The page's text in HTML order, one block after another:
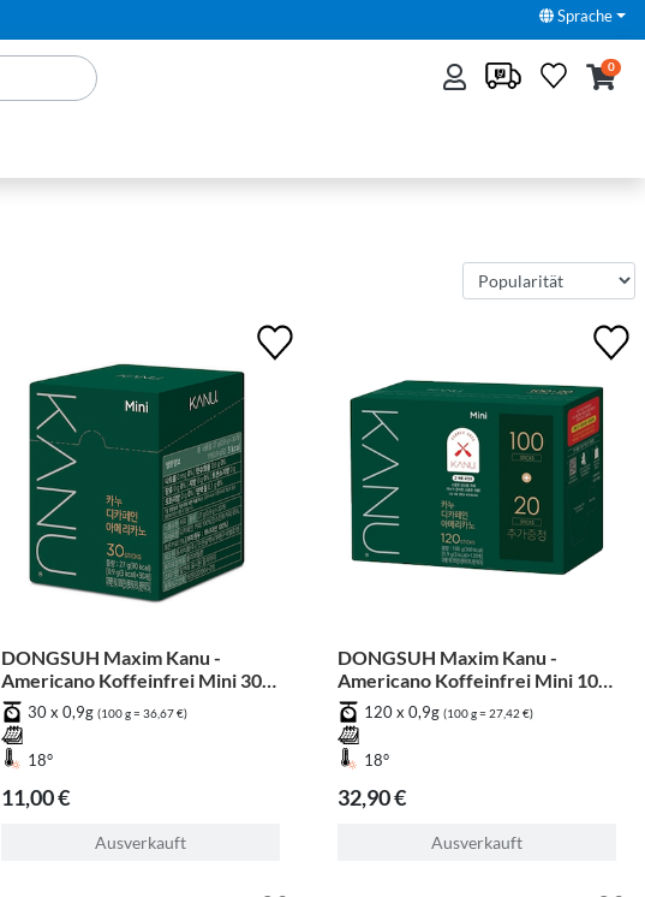
Sprache
0
DONGSUH Maxim Kanu -
Americano Koffeinfrei Mini 30
er 30 x 0,9g (100 g = 36,67 €)
18°
11,00 €
Ausverkauft
DONGSUH Maxim Kanu -
Americano Koffeinfrei Mini 100
er +20 er
120 x 0,9g (100 g = 27,42 €)
18°
32,90 €
Ausverkauft